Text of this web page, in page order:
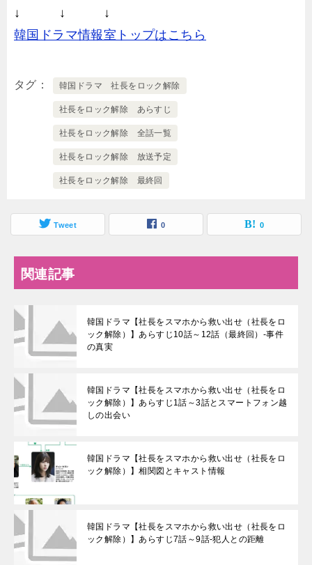
↓ ↓ ↓
韓国ドラマ情報室トップはこちら
タグ 韓国ドラマ 社長をロック解除
社長をロック解除 あらすじ
社長をロック解除 全話一覧
社長をロック解除 放送予定
社長をロック解除 最終回
Tweet 0 0
関連記事
韓国ドラマ【社長をスマホから救い出せ（社長をロ
ック解除）】あらすじ10話～12話（最終回）-事件
の真実
韓国ドラマ【社長をスマホから救い出せ（社長をロ
ック解除）】あらすじ1話～3話とスマートフォン越
しの出会い
韓国ドラマ【社長をスマホから救い出せ（社長をロ
ック解除）】相関図とキャスト情報
韓国ドラマ【社長をスマホから救い出せ（社長をロ
ック解除）】あらすじ7話～9話-犯人との距離